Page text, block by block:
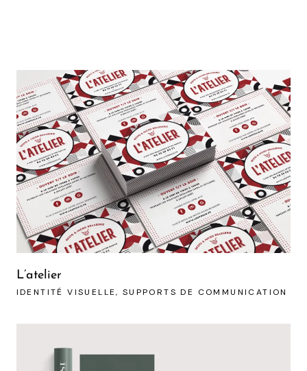
L’atelier
IDENTITÉ VISUELLE SUPPORTS DE COMMUNICATION